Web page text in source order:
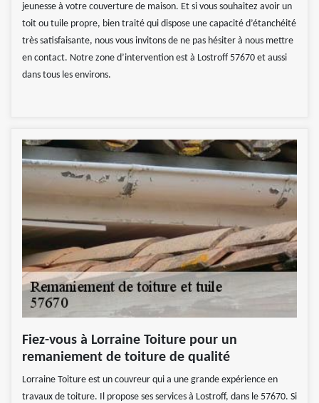
jeunesse à votre couverture de maison. Et si vous souhaitez avoir un
toit ou tuile propre, bien traité qui dispose une capacité d’étanchéité
très satisfaisante, nous vous invitons de ne pas hésiter à nous mettre
en contact. Notre zone d’intervention est à Lostroff 57670 et aussi
dans tous les environs.
Fiez-vous à Lorraine Toiture pour un
remaniement de toiture de qualité
Lorraine Toiture est un couvreur qui a une grande expérience en
travaux de toiture. Il propose ses services à Lostroff, dans le 57670. Si